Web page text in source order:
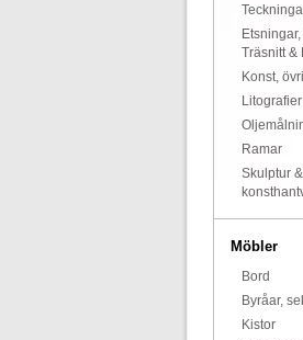
Träsnitt &
Konst,
Litografier
Ramar
Skulptur &
Möbler
Bord
Byråar,
Kistor